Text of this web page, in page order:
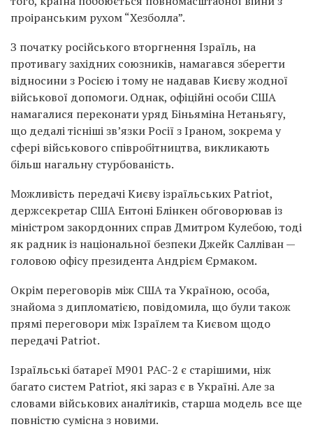
проіранським рухом “Хезболла”.
З початку російського вторгнення Ізраїль, на
противагу західних союзників, намагався зберегти
відносини з Росією і тому не надавав Києву жодної
військової допомоги. Однак, офіційні особи США
намагалися переконати уряд Біньяміна Нетаньягу,
що дедалі тісніші зв’язки Росії з Іраном, зокрема у
сфері військового співробітництва, викликають
більш нагальну стурбованість.
Можливість передачі Києву ізраїльських Patriot,
держсекретар США Ентоні Блінкен обговорював із
міністром закордонних справ Дмитром Кулебою, тоді
як радник із національної безпеки Джейк Салліван —
головою офісу президента Андрієм Єрмаком.
Окрім переговорів між США та Україною, особа,
знайома з дипломатією, повідомила, що були також
прямі переговори між Ізраїлем та Києвом щодо
передачі Patriot.
Ізраїльські батареї M901 PAC-2 є старішими, ніж
багато систем Patriot, які зараз є в Україні. Але за
словами військових аналітиків, старша модель все ще
повністю сумісна з новими.